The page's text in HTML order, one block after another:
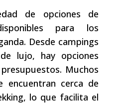
de opciones de
para los
Desde campings
lujo, hay opciones
Muchos
encuentran cerca de
lo que facilita el